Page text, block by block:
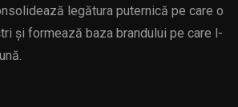
legătura puternică pe care o
și formează baza brandului pe care l-